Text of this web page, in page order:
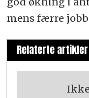
mens færre
Relaterte artikler